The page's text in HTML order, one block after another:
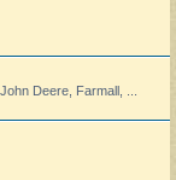
Deere, Farmall, ...